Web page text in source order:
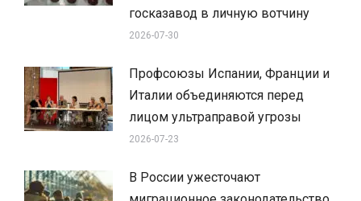
госказавод в личную вотчину
2026-07-30
Профсоюзы Испании, Франции и
Италии объединяются перед
лицом ультраправой угрозы
2026-07-23
В России ужесточают